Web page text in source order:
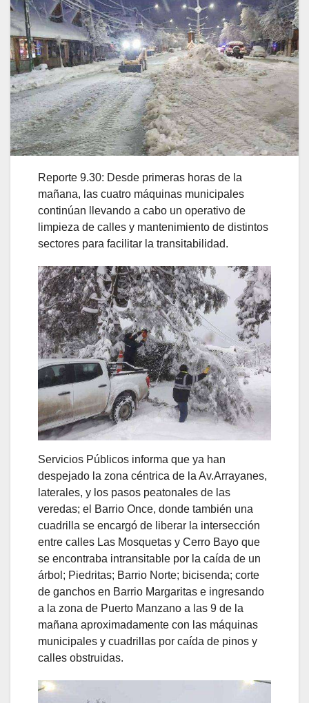
Reporte 9.30: Desde primeras horas de la
mañana, las cuatro máquinas municipales
continúan llevando a cabo un operativo de
limpieza de calles y mantenimiento de distintos
sectores para facilitar la transitabilidad.
Servicios Públicos informa que ya han
despejado la zona céntrica de la Av.Arrayanes,
laterales, y los pasos peatonales de las
veredas; el Barrio Once, donde también una
cuadrilla se encargó de liberar la intersección
entre calles Las Mosquetas y Cerro Bayo que
se encontraba intransitable por la caída de un
árbol; Piedritas; Barrio Norte; bicisenda; corte
de ganchos en Barrio Margaritas e ingresando
a la zona de Puerto Manzano a las 9 de la
mañana aproximadamente con las máquinas
municipales y cuadrillas por caída de pinos y
calles obstruidas.